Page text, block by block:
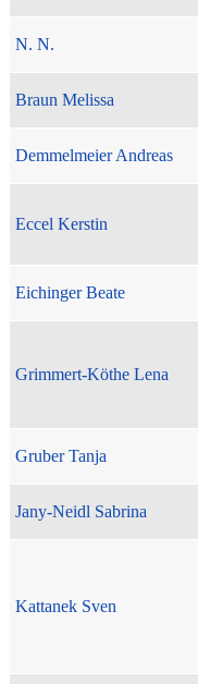
N. N.
Braun Melissa
Demmelmeier Andreas
Eccel Kerstin
Eichinger Beate
Grimmert-Köthe Lena
Gruber Tanja
Jany-Neidl Sabrina
Kattanek Sven